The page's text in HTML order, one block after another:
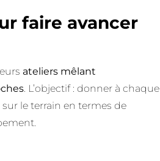
faire avancer
ateliers mêlant
. L’objectif : donner à chaque
le terrain en termes de